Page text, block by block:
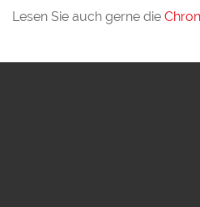
Lesen Sie auch gerne die